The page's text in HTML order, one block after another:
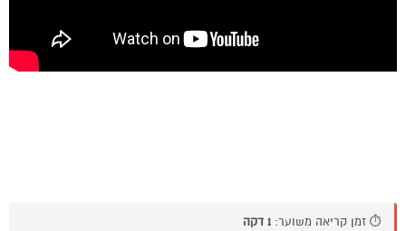
⏱️ זמן קריאה משוער: 1 דקה